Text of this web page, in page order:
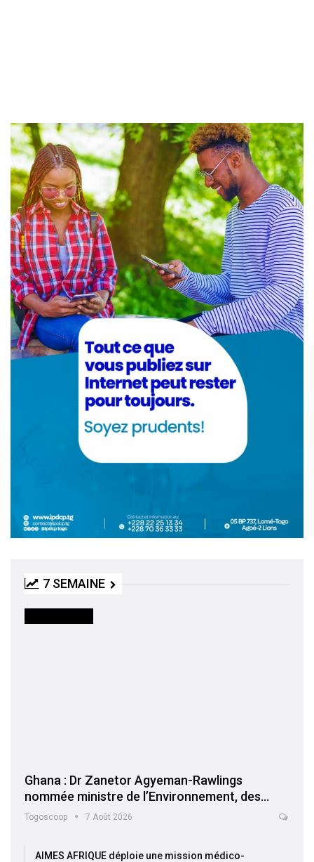
7 SEMAINE
Ghana : Dr Zanetor Agyeman-Rawlings
nommée ministre de l’Environnement, des…
Togoscoop 7 Août 2026
AIMES AFRIQUE déploie une mission médico-